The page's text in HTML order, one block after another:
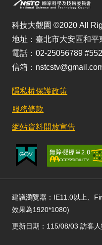
科技大觀園 ©2020 All
地址：臺北市大安區和
電話：02-25056789
信箱：
隱私權保護政策
服務條款
網站資料開放宣告
建議瀏覽器：IE11.0以上、
效果為1920*1080)
更新日期：115/08/03 訪客